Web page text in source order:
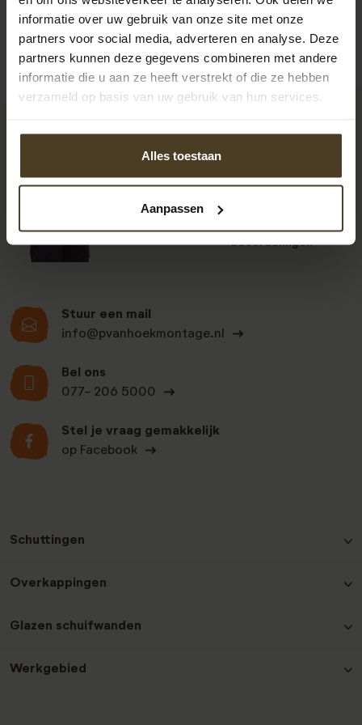
informatie over uw gebruik van onze site met onze
partners voor social media, adverteren en analyse. Deze
partners kunnen deze gegevens combineren met andere
informatie die u aan ze heeft verstrekt of die ze hebben
verzameld op basis van uw gebruik van hun services.
Alles toestaan
Aanpassen
Stuur een mail
info@pvanhoekmontage.nl
Bel ons
077- 206 5000
Stel je vraag gemakkelijk
op Facebook
Klanten beoordelen
beoordelingen
Schuttingen
Hout-beton schutting Nobifix
Hout-beton schutting Grenen Zwart
Hout-beton schutting Redwood
Overkappingen
Glazen schuifwanden
Werkgebied